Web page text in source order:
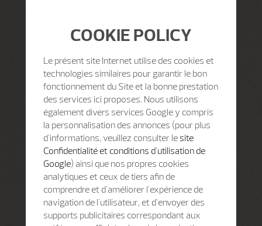
COOKIE POLICY
Le présent site Internet utilise des cookies et
technologies similaires pour garantir le bon
fonctionnement du Site et la bonne prestation
des services ici proposes. Nous utilisons
également divers services Google y compris
la personnalisation des annonces (pour plus
d'informations, veuillez consulter le site
Confidentialité et conditions d'utilisation de
Google) ainsi que nos propres cookies
analytiques et ceux de tiers afin de
comprendre et d'améliorer l'expérience de
navigation de l'utilisateur, et d'envoyer des
supports publicitaires correspondant aux